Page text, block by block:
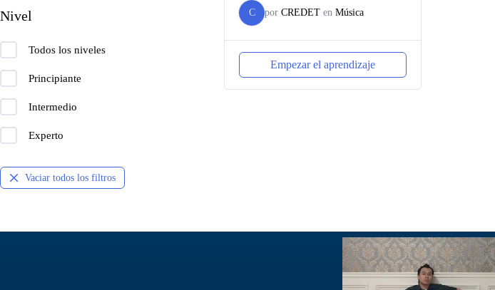
Nivel
Todos los niveles
Principiante
Intermedio
Experto
Vaciar todos los filtros
C porCREDET enMúsica
Empezar el aprendizaje